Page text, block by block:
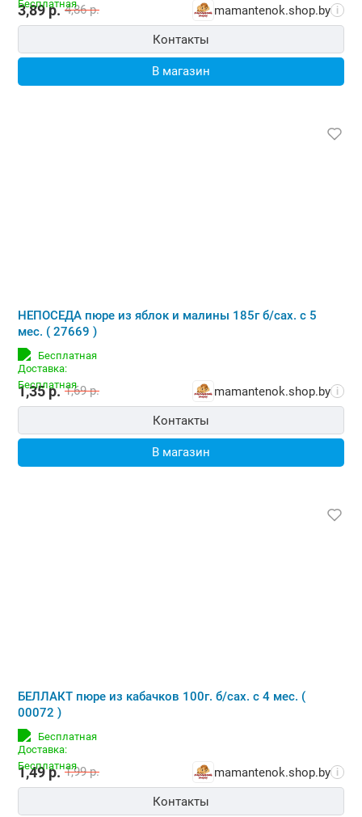
3,89р. 4,86р. mamantenok.shop.by i
Контакты
В магазин
НЕПОСЕДА пюре из яблок и малины 185г б/сах. с 5
мес. ( 27669 )
Бесплатная
1,35р. 1,69р. mamantenok.shop.by i
Контакты
В магазин
БЕЛЛАКТ пюре из кабачков 100г. б/сах. с 4 мес. (
00072 )
Бесплатная
1,49р. 1,99р. mamantenok.shop.by i
Контакты